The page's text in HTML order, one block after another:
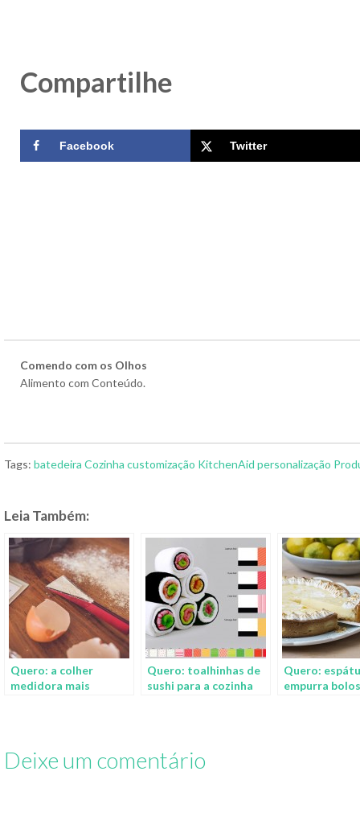
Compartilhe
Facebook Twitter
Comendo com os Olhos
Alimento com Conteúdo.
Tags: batedeira Cozinha customização KitchenAid personalização
Leia Também:
Quero: a colher
medidora mais
Quero: toalhinhas de
sushi para a cozinha
Quero:
empurra
Deixe um comentário